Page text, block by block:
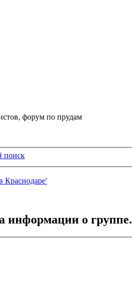
форум по прудам
поиск
информации о группе.